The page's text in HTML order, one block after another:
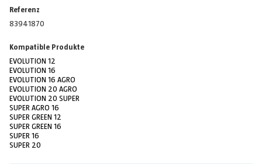
Referenz
83941870
Kompatible Produkte
EVOLUTION 12
EVOLUTION 16
EVOLUTION 16 AGRO
EVOLUTION 20 AGRO
EVOLUTION 20 SUPER
SUPER AGRO 16
SUPER GREEN 12
SUPER GREEN 16
SUPER 16
SUPER 20